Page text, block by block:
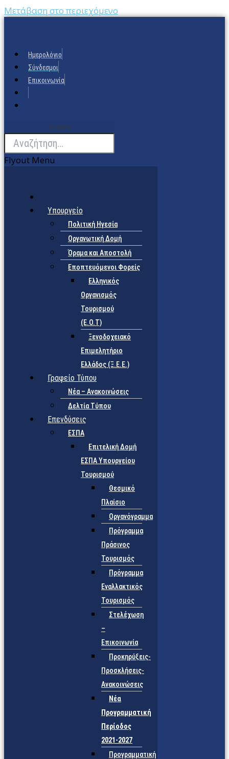
Μετάβαση στο περιεχόμενο
Ημερολόγιο
Σύνδεσμοι
Επικοινωνία
Search
Flyout Menu
Υπουργείο
Πολιτική Ηγεσία
Οργανωτική Δομή
Όραμα και Αποστολή
Εποπτευόμενοι Φορείς
Eλληνικός
Οργανισμός
Τουρισμού
(Ε.Ο.Τ)
Ξενοδοχειακό
Επιμελητήριο
Ελλάδος (Ξ.Ε.Ε.)
Γραφείο Τύπου
Νέα – Ανακοινώσεις
Δελτία Τύπου
Επενδύσεις
ΕΣΠΑ
Επιτελική Δομή
ΕΣΠΑ Υπουργείου
Τουρισμού
Θεσμικό
Πλαίσιο
Οργανόγραμμα
Πρόγραμμα
Πράσινος
Τουρισμός
Πρόγραμμα
Εναλλακτικός
Τουρισμός
Στελέχωση
–
Επικοινωνία
Προκηρύξεις-
Προσκλήσεις-
Ανακοινώσεις
Νέα
Προγραμματική
Περίοδος
2021-2027
Προγραμματική